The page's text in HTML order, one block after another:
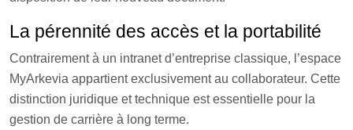
La pérennité des accès et la portabilité
Contrairement à un intranet d’entreprise classique, l’espace
MyArkevia appartient exclusivement au collaborateur. Cette
distinction juridique et technique est essentielle pour la
gestion de carrière à long terme.